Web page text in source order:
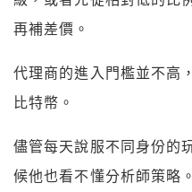
再補差價。
代理商的進入門檻並不高
比特幣。
儘管每天說服不同身份的
候他也看不懂分析師策略